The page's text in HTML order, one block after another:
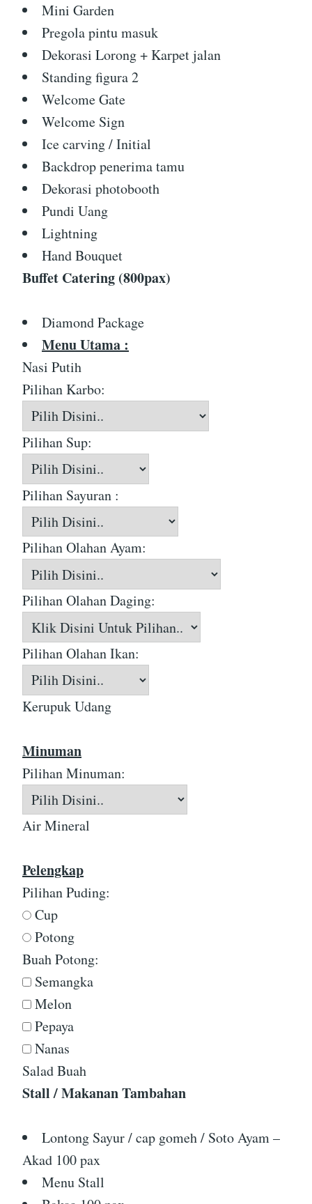
Mini Garden
Pregola pintu masuk
Dekorasi Lorong + Karpet jalan
Standing figura 2
Welcome Gate
Welcome Sign
Ice carving / Initial
Backdrop penerima tamu
Dekorasi photobooth
Pundi Uang
Lightning
Hand Bouquet
Buffet Catering (800pax)
Diamond Package
Menu Utama :
Nasi Putih
Pilihan Karbo:
Pilihan Sup:
Pilihan Sayuran :
Pilihan Olahan Ayam:
Pilihan Olahan Daging:
Pilihan Olahan Ikan:
Kerupuk Udang
Minuman
Pilihan Minuman:
Air Mineral
Pelengkap
Pilihan Puding:
Cup
Potong
Buah Potong:
Semangka
Melon
Pepaya
Nanas
Salad Buah
Stall / Makanan Tambahan
Lontong Sayur / cap gomeh / Soto Ayam –
Akad 100 pax
Menu Stall